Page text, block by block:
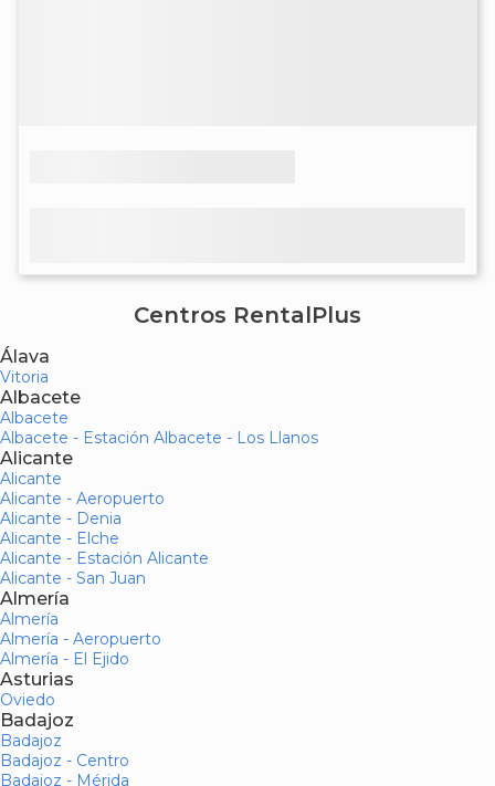
Centros RentalPlus
Álava
Vitoria
Albacete
Albacete
Albacete - Estación Albacete - Los Llanos
Alicante
Alicante
Alicante - Aeropuerto
Alicante - Denia
Alicante - Elche
Alicante - Estación Alicante
Alicante - San Juan
Almería
Almería
Almería - Aeropuerto
Almería - El Ejido
Asturias
Oviedo
Badajoz
Badajoz
Badajoz - Centro
Badajoz - Mérida